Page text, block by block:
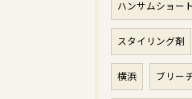
ハンサムショート
スタイリング剤
横浜 ブリー